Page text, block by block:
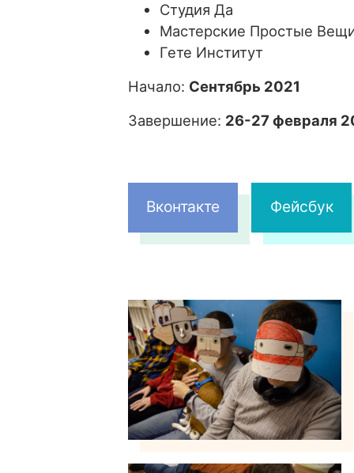
Студия Да
Мастерские Простые
Гете Институт
Начало: Сентябрь 2021
Завершение: 26-27 февраля
Вконтакте Фейсбук